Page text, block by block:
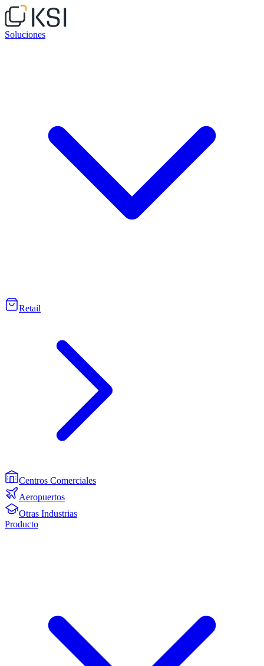
Soluciones
Retail
Centros Comerciales
Aeropuertos
Otras Industrias
Producto